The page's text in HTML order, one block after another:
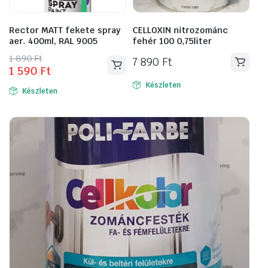
Rector MATT fekete spray
aer. 400ml, RAL 9005
1 890Ft
Original
price
was:
890 Ft.
1 590 Ft
Current
price
is:
590 Ft.
Készleten
CELLOXIN nitrozománc
fehér 100 0,75liter
7 890 Ft
Készleten